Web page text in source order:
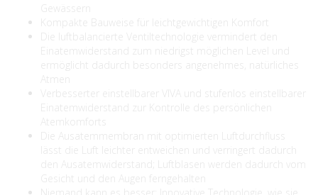
Gewässern
Kompakte Bauweise für leichtgewichtigen Komfort
Die luftbalancierte Ventiltechnologie vermindert den
Einatemwiderstand zum niedrigst möglichen Level und
ermöglicht dadurch besonders angenehmes, natürliches
Atmen
Verbesserter einstellbarer VIVA und stufenlos einstellbarer
Einatemwiderstand zur Kontrolle des persönlichen
Atemkomforts
Die Ausatemmembran mit optimierten Luftdurchfluss
lässt die Luft leichter entweichen und verringert dadurch
den Ausatemwiderstand; Luftblasen werden dadurch vom
Gesicht und den Augen ferngehalten